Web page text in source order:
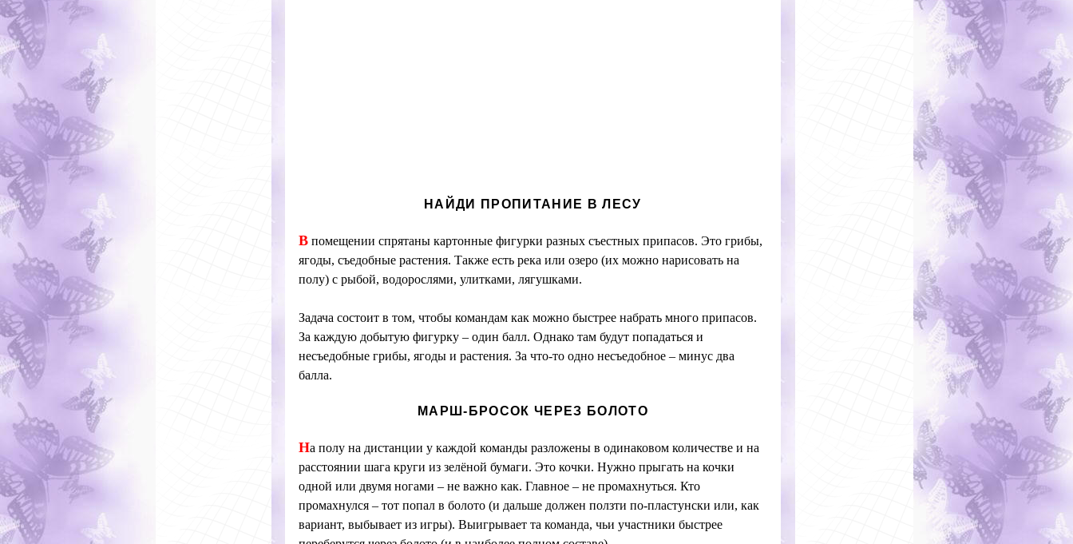
НАЙДИ ПРОПИТАНИЕ В ЛЕСУ
В помещении спрятаны картонные фигурки разных съестных припасов. Это грибы,
ягоды, съедобные растения. Также есть река или озеро (их можно нарисовать на
полу) с рыбой, водорослями, улитками, лягушками.
Задача состоит в том, чтобы командам как можно быстрее набрать много припасов.
За каждую добытую фигурку – один балл. Однако там будут попадаться и
несъедобные грибы, ягоды и растения. За что-то одно несъедобное – минус два
балла.
МАРШ-БРОСОК ЧЕРЕЗ БОЛОТО
На полу на дистанции у каждой команды разложены в одинаковом количестве и на
расстоянии шага круги из зелёной бумаги. Это кочки. Нужно прыгать на кочки
одной или двумя ногами – не важно как. Главное – не промахнуться. Кто
промахнулся – тот попал в болото (и дальше должен ползти по-пластунски или, как
вариант, выбывает из игры). Выигрывает та команда, чьи участники быстрее